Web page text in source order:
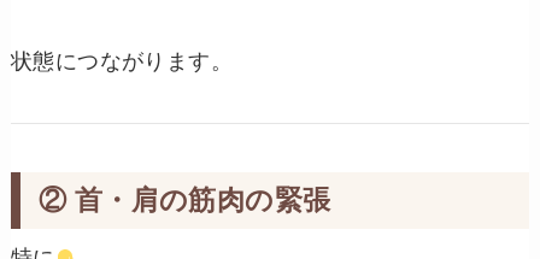
状態につながります。
② 首・肩の筋肉の緊張